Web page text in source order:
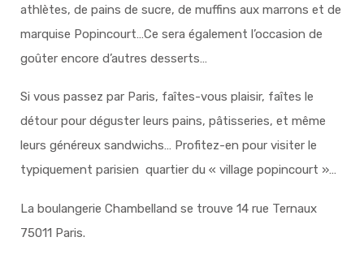
athlètes, de pains de sucre, de muffins aux marrons et de
marquise Popincourt…Ce sera également l’occasion de
goûter encore d’autres desserts…
Si vous passez par Paris, faîtes-vous plaisir, faîtes le
détour pour déguster leurs pains, pâtisseries, et même
leurs généreux sandwichs… Profitez-en pour visiter le
typiquement parisien quartier du « village popincourt »…
La boulangerie Chambelland se trouve 14 rue Ternaux
75011 Paris.